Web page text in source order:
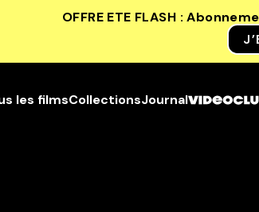
OFFRE ETE FLASH :
les filmsCollectionsJournal